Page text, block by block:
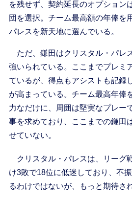
を残せず、契約延長のオプション
団を選択。チーム最高額の年俸を
パレスを新天地に選んでいる。
ただ、鎌田はクリスタル・パレ
強いられている。ここまでプレミ
ているが、得点もアシストも記録
が高まっている。チーム最高年俸
力なだけに、周囲は堅実なプレー
事を求めており、ここまでの鎌田
せていない。
クリスタル・パレスは、リーグ
け3敗で18位に低迷しており、不
るわけではないが、もっと期待さ